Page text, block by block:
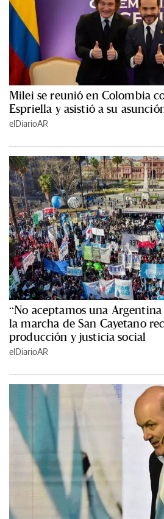
Milei se reunió en Colombia
Espriella y asistió a su
elDiarioAR
“No aceptamos una Argentina
la marcha de San Cayetano
producción y justicia social
elDiarioAR